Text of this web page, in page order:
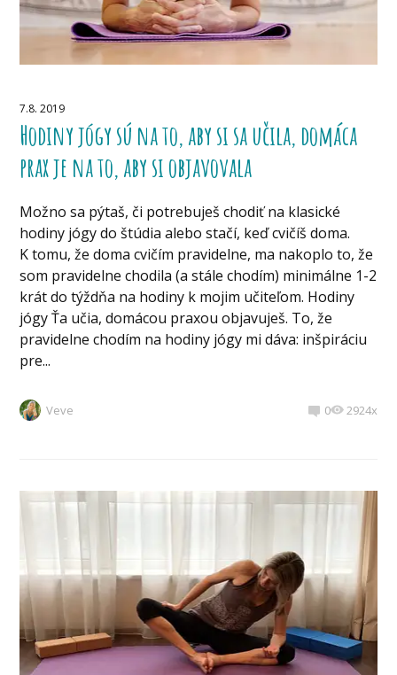
7.8. 2019
Hodiny jógy sú na to, aby si sa učila, domáca
prax je na to, aby si objavovala
Možno sa pýtaš, či potrebuješ chodiť na klasické
hodiny jógy do štúdia alebo stačí, keď cvičíš doma.
K tomu, že doma cvičím pravidelne, ma nakoplo to, že
som pravidelne chodila (a stále chodím) minimálne 1-2
krát do týždňa na hodiny k mojim učiteľom. Hodiny
jógy Ťa učia, domácou praxou objavuješ. To, že
pravidelne chodím na hodiny jógy mi dáva: inšpiráciu
pre...
Veve 0 2924x